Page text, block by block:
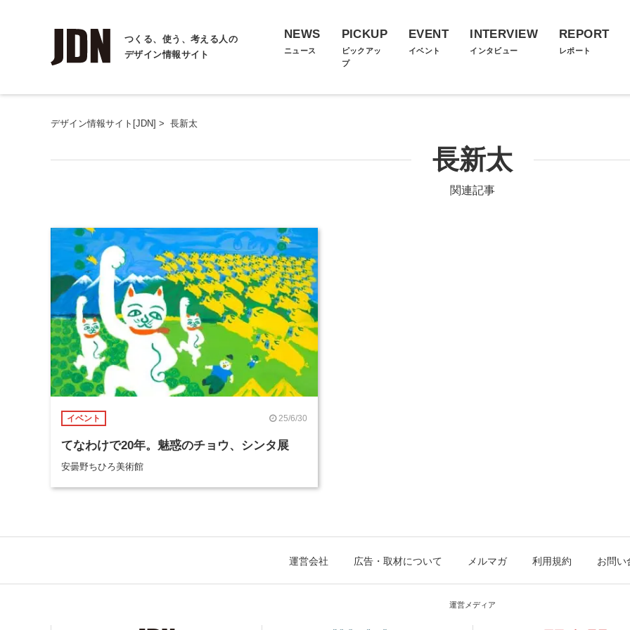
つくる、使う、考える人の
デザイン情報サイト
NEWS
ニュース
PICKUP
ピックアッ
プ
EVENT
イベント
INTERVIEW
インタビュー
REPORT
レポート
デザイン情報サイト[JDN] > 長新太
長新太
関連記事
イベント 25/6/30
てなわけで20年。魅惑のチョウ、シンタ展
安曇野ちひろ美術館
運営会社 広告・取材について メルマガ 利用規約 お問い
運営メディア